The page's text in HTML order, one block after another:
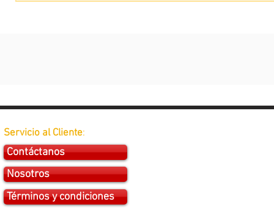
Servicio al Cliente:
Contáctanos
Nosotros
Términos y condiciones